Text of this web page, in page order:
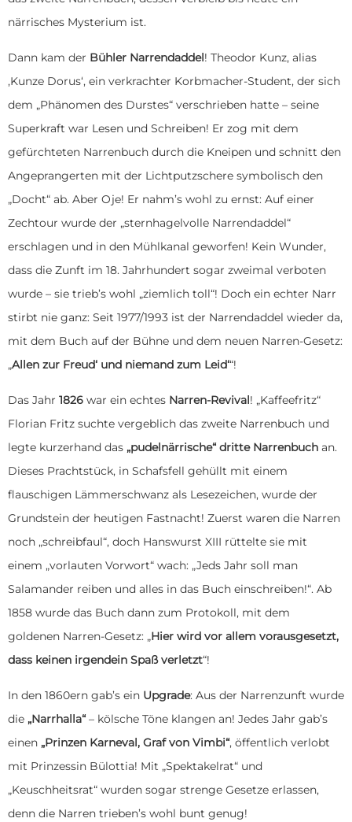
närrisches Mysterium ist.
Dann kam der Bühler Narrendaddel! Theodor Kunz, alias
‚Kunze Dorus‘, ein verkrachter Korbmacher-Student, der sich
dem „Phänomen des Durstes“ verschrieben hatte – seine
Superkraft war Lesen und Schreiben! Er zog mit dem
gefürchteten Narrenbuch durch die Kneipen und schnitt den
Angeprangerten mit der Lichtputzschere symbolisch den
„Docht“ ab. Aber Oje! Er nahm’s wohl zu ernst: Auf einer
Zechtour wurde der „sternhagelvolle Narrendaddel“
erschlagen und in den Mühlkanal geworfen! Kein Wunder,
dass die Zunft im 18. Jahrhundert sogar zweimal verboten
wurde – sie trieb’s wohl „ziemlich toll“! Doch ein echter Narr
stirbt nie ganz: Seit 1977/1993 ist der Narrendaddel wieder da,
mit dem Buch auf der Bühne und dem neuen Narren-Gesetz:
„Allen zur Freud‘ und niemand zum Leid‘“!
Das Jahr 1826 war ein echtes Narren-Revival! „Kaffeefritz“
Florian Fritz suchte vergeblich das zweite Narrenbuch und
legte kurzerhand das „pudelnärrische“ dritte Narrenbuch an.
Dieses Prachtstück, in Schafsfell gehüllt mit einem
flauschigen Lämmerschwanz als Lesezeichen, wurde der
Grundstein der heutigen Fastnacht! Zuerst waren die Narren
noch „schreibfaul“, doch Hanswurst XIII rüttelte sie mit
einem „vorlauten Vorwort“ wach: „Jeds Jahr soll man
Salamander reiben und alles in das Buch einschreiben!“. Ab
1858 wurde das Buch dann zum Protokoll, mit dem
goldenen Narren-Gesetz: „Hier wird vor allem vorausgesetzt,
dass keinen irgendein Spaß verletzt“!
In den 1860ern gab’s ein Upgrade: Aus der Narrenzunft wurde
die „Narrhalla“ – kölsche Töne klangen an! Jedes Jahr gab’s
einen „Prinzen Karneval, Graf von Vimbi“, öffentlich verlobt
mit Prinzessin Bülottia! Mit „Spektakelrat“ und
„Keuschheitsrat“ wurden sogar strenge Gesetze erlassen,
denn die Narren trieben’s wohl bunt genug!